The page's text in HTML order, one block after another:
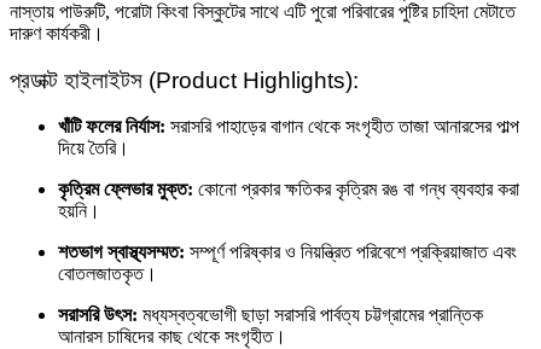
নাস্তায় পাউরুটি, পরোটা কিংবা বিস্কুটের সাথে এটি পুরো পরিবারের পুষ্টির চাহিদা মেটাতে
দারুণ কার্যকরী।
প্রডাক্ট হাইলাইটস (Product Highlights):
খাঁটি ফলের নির্যাস: সরাসরি পাহাড়ের বাগান থেকে সংগৃহীত তাজা আনারসের পাল্প
দিয়ে তৈরি।
কৃত্রিম ফ্লেভার মুক্ত: কোনো প্রকার ক্ষতিকর কৃত্রিম রঙ বা গন্ধ ব্যবহার করা
হয়নি।
শতভাগ স্বাস্থ্যসম্মত: সম্পূর্ণ পরিষ্কার ও নিয়ন্ত্রিত পরিবেশে প্রক্রিয়াজাত এবং
বোতলজাতকৃত।
সরাসরি উৎস: মধ্যস্বত্বভোগী ছাড়া সরাসরি পার্বত্য চট্টগ্রামের প্রান্তিক
আনারস চাষিদের কাছ থেকে সংগৃহীত।